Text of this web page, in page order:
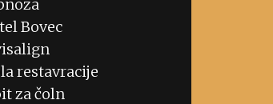
Bovec
restavracije
za čoln